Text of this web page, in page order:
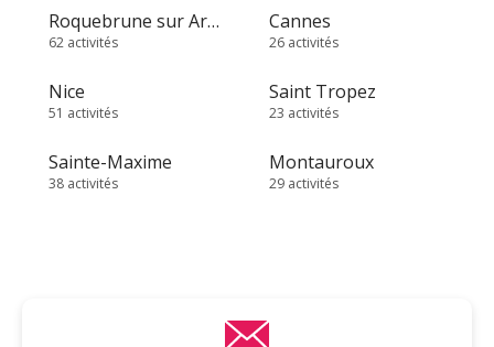
Roquebrune sur Argens
62 activités
Cannes
26 activités
Nice
51 activités
Saint Tropez
23 activités
Sainte-Maxime
38 activités
Montauroux
29 activités